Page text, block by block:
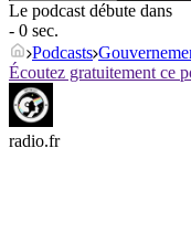
Le podcast débute dans
- 0 sec.
Podcasts
Écoutez gratuitement ce
radio.fr